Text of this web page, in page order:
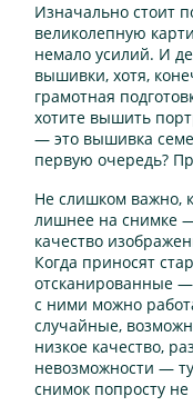
Изначально стоит
великолепную
немало усилий. И
вышивки, хотя,
грамотная
хотите вышить
— это вышивка
первую очередь?
Не слишком важно,
лишнее на снимке
качество
Когда приносят
отсканированные —
с ними можно
случайные,
низкое качество,
невозможности —
снимок попросту не